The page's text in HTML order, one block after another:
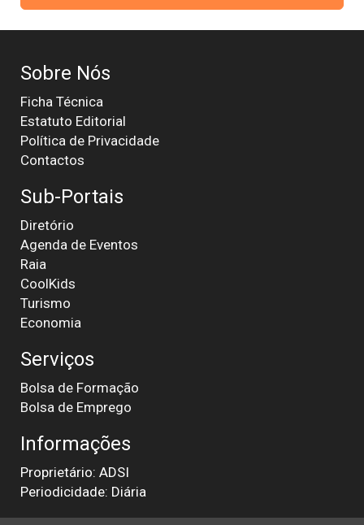
Sobre Nós
Ficha Técnica
Estatuto Editorial
Política de Privacidade
Contactos
Sub-Portais
Diretório
Agenda de Eventos
Raia
CoolKids
Turismo
Economia
Serviços
Bolsa de Formação
Bolsa de Emprego
Informações
Proprietário: ADSI
Periodicidade: Diária